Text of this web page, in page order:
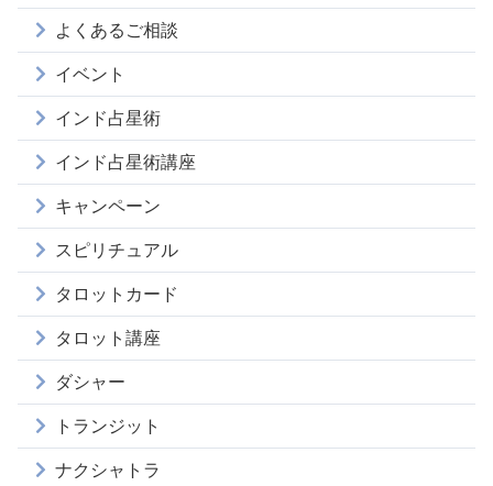
よくあるご相談
イベント
インド占星術
インド占星術講座
キャンペーン
スピリチュアル
タロットカード
タロット講座
ダシャー
トランジット
ナクシャトラ